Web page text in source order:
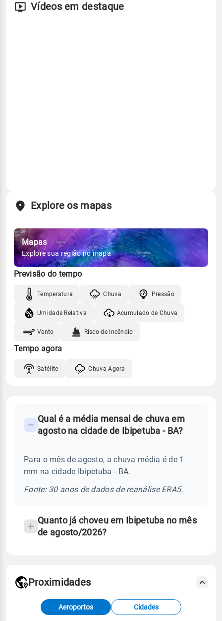
Vídeos em destaque
Explore os mapas
Mapas
Explore sua região no mapa
Previsão do tempo
Temperatura Chuva Pressão
Umidade Relativa Acumulado de Chuva
Vento Risco de Incêndio
Tempo agora
Satélite Chuva Agora
Perguntas
sobre
chuva
Qual é a média mensal de chuva em
agosto na cidade de Ibipetuba - BA?
Para o mês de agosto, a chuva média é de 1
mm na cidade Ibipetuba - BA.
Fonte: 30 anos de dados de reanálise ERA5.
Quanto já choveu em Ibipetuba no mês
de agosto/2026?
Fonte: dados combinados de estações
meteorológicas e satélite do Centro de Previsão
Proximidades
Aeroportos Cidades